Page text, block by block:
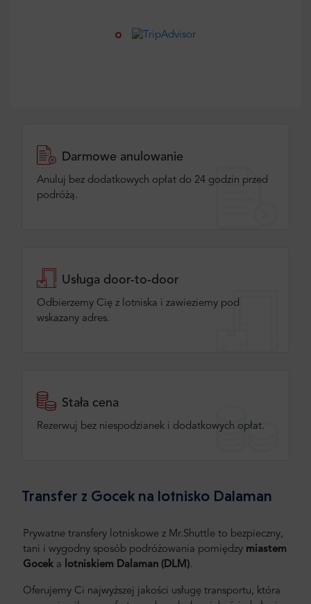
Darmowe anulowanie
Anuluj bez dodatkowych opłat do 24 godzin przed
podróżą.
Usługa door-to-door
Odbierzemy Cię z lotniska i zawieziemy pod
wskazany adres.
Stała cena
Rezerwuj bez niespodzianek i dodatkowych opłat.
Transfer z Gocek na lotnisko Dalaman
Prywatne transfery lotniskowe z Mr.Shuttle to bezpieczny,
tani i wygodny sposób podróżowania pomiędzy miastem
Gocek a lotniskiem Dalaman (DLM).
Oferujemy Ci najwyższej jakości usługę transportu, która